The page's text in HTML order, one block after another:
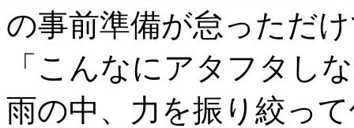
の事前準備が怠っただ
「こんなにアタフタし
雨の中、力を振り絞っ